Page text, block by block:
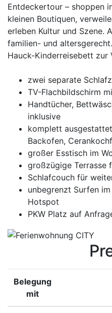
Entdeckertour – shoppen
kleinen Boutiquen,
erleben Kultur und Szene.
familien- und
Hauck-Kinderreisebett zur
zwei separate
TV-Flachbildschirm
Handtücher,
inklusive
komplett
Backofen,
großer Esstisch im
großzügige Terrasse
Schlafcouch für
unbegrenzt Surfen
Hotspot
PKW Platz auf
Belegung
mit